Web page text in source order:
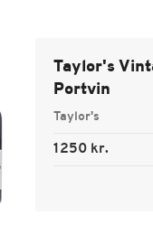
Taylor's
Portvin
Taylor's
1250 kr.